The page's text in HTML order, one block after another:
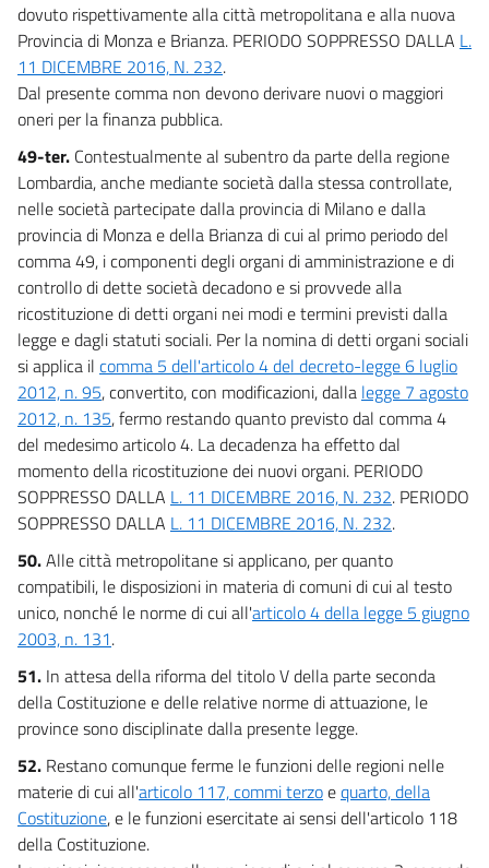
dovuto rispettivamente alla città metropolitana e alla nuova
Provincia di Monza e Brianza. PERIODO SOPPRESSO DALLA L.
11 DICEMBRE 2016, N. 232.
Dal presente comma non devono derivare nuovi o maggiori
oneri per la finanza pubblica.
49-ter. Contestualmente al subentro da parte della regione
Lombardia, anche mediante società dalla stessa controllate,
nelle società partecipate dalla provincia di Milano e dalla
provincia di Monza e della Brianza di cui al primo periodo del
comma 49, i componenti degli organi di amministrazione e di
controllo di dette società decadono e si provvede alla
ricostituzione di detti organi nei modi e termini previsti dalla
legge e dagli statuti sociali. Per la nomina di detti organi sociali
si applica il comma 5 dell'articolo 4 del decreto-legge 6 luglio
2012, n. 95, convertito, con modificazioni, dalla legge 7 agosto
2012, n. 135, fermo restando quanto previsto dal comma 4
del medesimo articolo 4. La decadenza ha effetto dal
momento della ricostituzione dei nuovi organi. PERIODO
SOPPRESSO DALLA L. 11 DICEMBRE 2016, N. 232. PERIODO
SOPPRESSO DALLA L. 11 DICEMBRE 2016, N. 232.
50.Alle città metropolitane si applicano, per quanto
compatibili, le disposizioni in materia di comuni di cui al testo
unico, nonché le norme di cui all'articolo 4 della legge 5 giugno
2003, n. 131.
51. In attesa della riforma del titolo V della parte seconda
della Costituzione e delle relative norme di attuazione, le
province sono disciplinate dalla presente legge.
52. Restano comunque ferme le funzioni delle regioni nelle
materie di cui all'articolo 117, commi terzoequarto, della
Costituzione, e le funzioni esercitate ai sensi dell'articolo 118
della Costituzione.